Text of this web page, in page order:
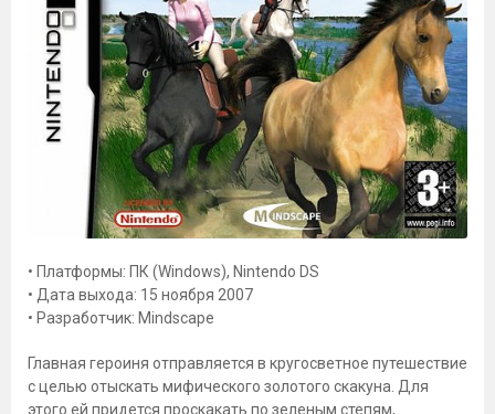
• Платформы: ПК (Windows), Nintendo DS
• Дата выхода: 15 ноября 2007
• Разработчик: Mindscape
Главная героиня отправляется в кругосветное путешествие
с целью отыскать мифического золотого скакуна. Для
этого ей придется проскакать по зеленым степям,